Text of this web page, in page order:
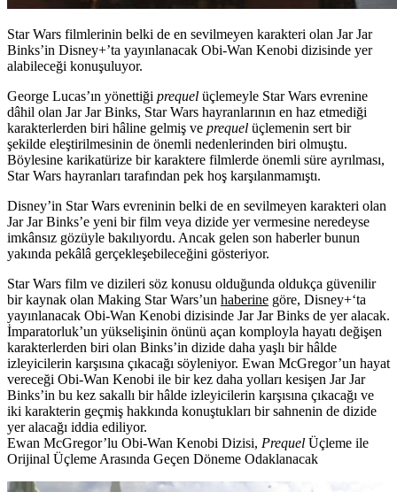
Star Wars filmlerinin belki de en sevilmeyen karakteri olan Jar Jar
Binks’in Disney+’ta yayınlanacak Obi-Wan Kenobi dizisinde yer
alabileceği konuşuluyor.
George Lucas’ın yönettiği prequel üçlemeyle Star Wars evrenine
dâhil olan Jar Jar Binks, Star Wars hayranlarının en haz etmediği
karakterlerden biri hâline gelmiş ve prequel üçlemenin sert bir
şekilde eleştirilmesinin de önemli nedenlerinden biri olmuştu.
Böylesine karikatürize bir karaktere filmlerde önemli süre ayrılması,
Star Wars hayranları tarafından pek hoş karşılanmamıştı.
Disney’in Star Wars evreninin belki de en sevilmeyen karakteri olan
Jar Jar Binks’e yeni bir film veya dizide yer vermesine neredeyse
imkânsız gözüyle bakılıyordu. Ancak gelen son haberler bunun
yakında pekâlâ gerçekleşebileceğini gösteriyor.
Star Wars film ve dizileri söz konusu olduğunda oldukça güvenilir
bir kaynak olan Making Star Wars’un haberine göre, Disney+‘ta
yayınlanacak Obi-Wan Kenobi dizisinde Jar Jar Binks de yer alacak.
İmparatorluk’un yükselişinin önünü açan komployla hayatı değişen
karakterlerden biri olan Binks’in dizide daha yaşlı bir hâlde
izleyicilerin karşısına çıkacağı söyleniyor. Ewan McGregor’un hayat
vereceği Obi-Wan Kenobi ile bir kez daha yolları kesişen Jar Jar
Binks’in bu kez sakallı bir hâlde izleyicilerin karşısına çıkacağı ve
iki karakterin geçmiş hakkında konuştukları bir sahnenin de dizide
yer alacağı iddia ediliyor.
Ewan McGregor’lu Obi-Wan Kenobi Dizisi, Prequel Üçleme ile
Orijinal Üçleme Arasında Geçen Döneme Odaklanacak